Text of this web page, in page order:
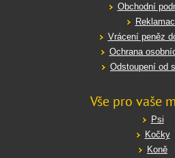
Obchodní
Vrácení peněz
Ochrana
Odstoupení od
Vše pro vaše
Psi
Kočky
Koně